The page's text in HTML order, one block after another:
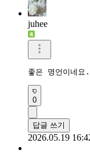
juhee
좋은 명언이네
0
답글 쓰기
2026.05.19